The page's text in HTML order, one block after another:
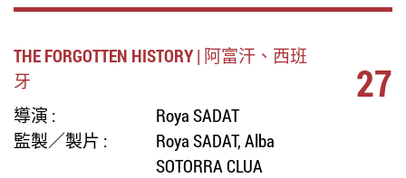
THE FORGOTTEN HISTORY | 阿富汗、西班
牙
導演 :
Roya SADAT
監製／製片 :
Roya SADAT, Alba
SOTORRA CLUA
27